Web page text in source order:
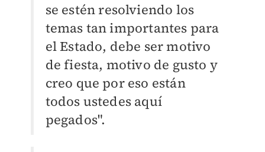
se estén resolviendo los
temas tan importantes para
el Estado, debe ser motivo
de fiesta, motivo de gusto y
creo que por eso están
todos ustedes aquí
pegados".